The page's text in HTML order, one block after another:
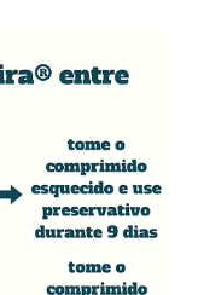
as fissuras
de vitamina
duas vezes ao dia
as relações
cicatrizada e que